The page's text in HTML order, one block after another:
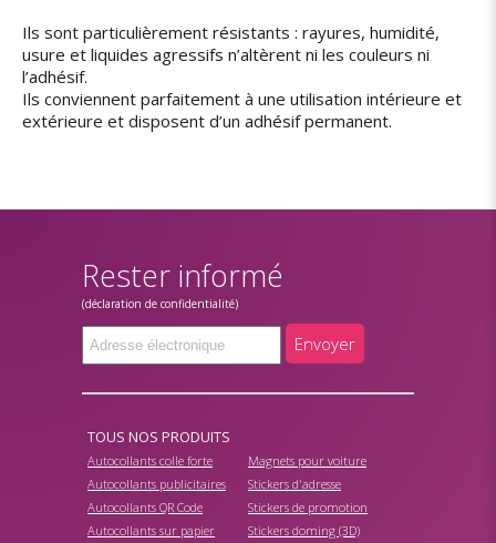
Ils sont particulièrement résistants : rayures, humidité,
usure et liquides agressifs n’altèrent ni les couleurs ni
l’adhésif.
Ils conviennent parfaitement à une utilisation intérieure et
extérieure et disposent d’un adhésif permanent.
Rester informé
(déclaration de confidentialité)
Envoyer
TOUS NOS PRODUITS
Autocollants colle forte
Autocollants publicitaires
Autocollants QR Code
Autocollants sur papier
Magnets pour voiture
Stickers d'adresse
Stickers de promotion
Stickers doming (3D)